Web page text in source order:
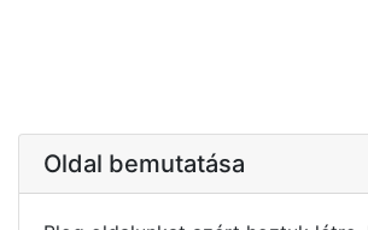
Oldal bemutatása